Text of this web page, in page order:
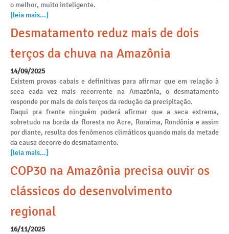
o melhor, muito inteligente.
[leia mais...]
Desmatamento reduz mais de dois
terços da chuva na Amazônia
14/09/2025
Existem provas cabais e definitivas para afirmar que em relação à
seca cada vez mais recorrente na Amazônia, o desmatamento
responde por mais de dois terços da redução da precipitação.
Daqui pra frente ninguém poderá afirmar que a seca extrema,
sobretudo na borda da floresta no Acre, Roraima, Rondônia e assim
por diante, resulta dos fenômenos climáticos quando mais da metade
da causa decorre do desmatamento.
[leia mais...]
COP30 na Amazônia precisa ouvir os
clássicos do desenvolvimento
regional
16/11/2025